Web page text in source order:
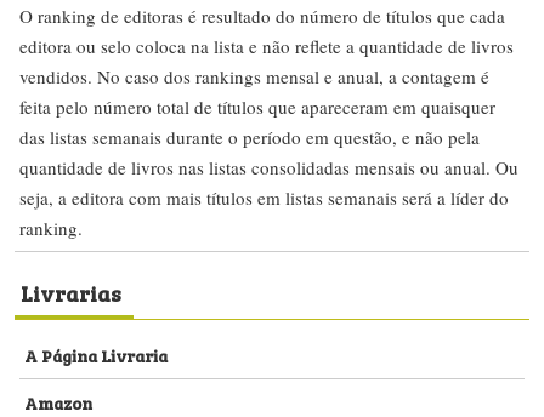
O ranking de editoras é resultado do número de títulos que cada
editora ou selo coloca na lista e não reflete a quantidade de livros
vendidos. No caso dos rankings mensal e anual, a contagem é
feita pelo número total de títulos que apareceram em quaisquer
das listas semanais durante o período em questão, e não pela
quantidade de livros nas listas consolidadas mensais ou anual. Ou
seja, a editora com mais títulos em listas semanais será a líder do
ranking.
Livrarias
A Página Livraria
Amazon